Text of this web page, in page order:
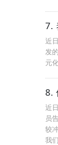
7.
近
发
元
8.
近
员
较
我